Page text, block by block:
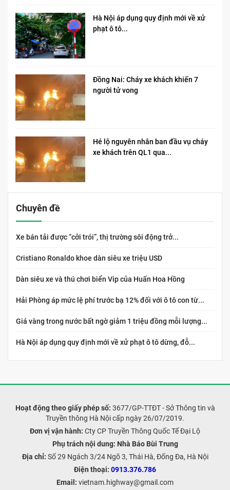
Hà Nội áp dụng quy định mới về xử
phạt ô tô...
Đồng Nai: Cháy xe khách khiến 7
người tử vong​
Hé lộ nguyên nhân ban đầu vụ cháy
xe khách trên QL1 qua...
Chuyên đề
Xe bán tải được “cởi trói”, thị trường sôi động trở...
Cristiano Ronaldo khoe dàn siêu xe triệu USD
Dàn siêu xe và thú chơi biển Vip của Huấn Hoa Hồng
Hải Phòng áp mức lệ phí trước bạ 12% đối với ô tô con từ...
Giá vàng trong nước bất ngờ giảm 1 triệu đồng mỗi lượng...
Hà Nội áp dụng quy định mới về xử phạt ô tô dừng, đỗ...
Hoạt động theo giấy phép số: 3677/GP-TTĐT - Sở Thông tin và
Truyền thông Hà Nội cấp ngày 26/07/2019.
Đơn vị vận hành: Cty CP Truyền Thông Quốc Tế Đại Lộ
Phụ trách nội dung: Nhà Báo Bùi Trung
Địa chỉ: Số 29 Ngách 3/24 Ngõ 3, Thái Hà, Đống Đa, Hà Nội
Điện thoại: 0913.376.786
Email: vietnam.highway@gmail.com